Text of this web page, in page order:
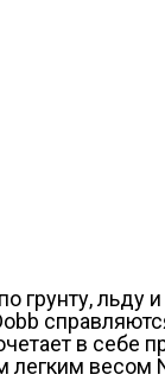
грунту, льду
в себе
легким весом